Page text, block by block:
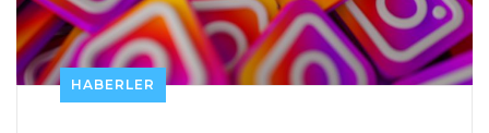
HABERLER